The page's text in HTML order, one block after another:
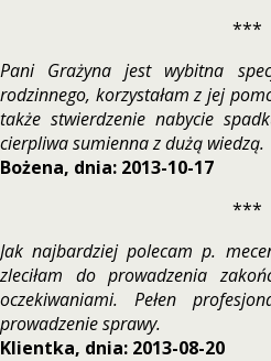
***
Pani Grażyna jest wybitna
rodzinnego, korzystałam z jej
także stwierdzenie nabycie
cierpliwa sumienna z dużą wiedzą.
Bożena, dnia: 2013-10-17
***
Jak najbardziej polecam p.
zleciłam do prowadzenia
oczekiwaniami. Pełen
prowadzenie sprawy.
Klientka, dnia: 2013-08-20